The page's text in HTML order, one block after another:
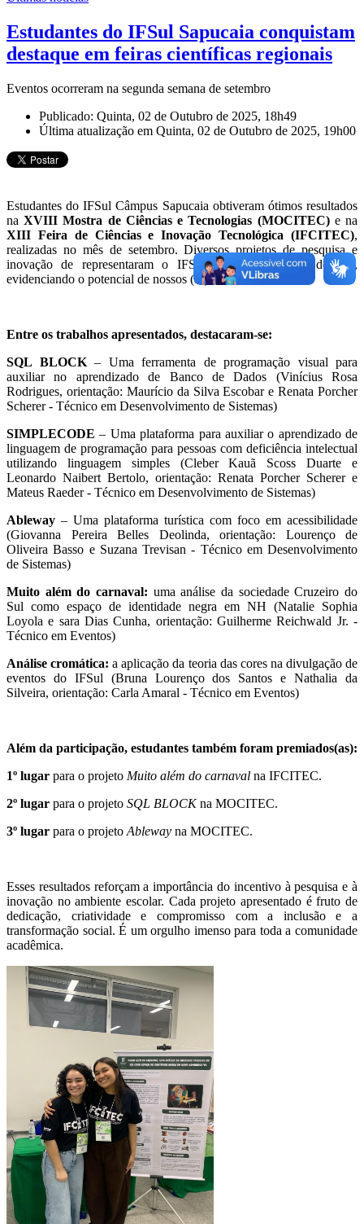
Estudantes do IFSul Sapucaia conquistam
destaque em feiras científicas regionais
Eventos ocorreram na segunda semana de setembro
Publicado: Quinta, 02 de Outubro de 2025, 18h49
Última atualização em Quinta, 02 de Outubro de 2025, 19h00
Estudantes do IFSul Câmpus Sapucaia obtiveram ótimos resultados
naXVIII Mostra de Ciências e Tecnologias (MOCITEC)e na
XIII Feira de Ciências e Inovação Tecnológica (IFCITEC),
realizadas no mês de setembro. Diversos projetos de pesquisa e
inovação de representaram o IFSul câmpus Sapucaia do Sul,
evidenciando o potencial de nossos (as) estudantes.
Entre os trabalhos apresentados, destacaram-se:
SQL BLOCK – Uma ferramenta de programação visual para
auxiliar no aprendizado de Banco de Dados (Vinícius Rosa
Rodrigues, orientação: Maurício da Silva Escobar e Renata Porcher
Scherer - Técnico em Desenvolvimento de Sistemas)
SIMPLECODE – Uma plataforma para auxiliar o aprendizado de
linguagem de programação para pessoas com deficiência intelectual
utilizando linguagem simples (Cleber Kauã Scoss Duarte e
Leonardo Naibert Bertolo, orientação: Renata Porcher Scherer e
Mateus Raeder - Técnico em Desenvolvimento de Sistemas)
Ableway – Uma plataforma turística com foco em acessibilidade
(Giovanna Pereira Belles Deolinda, orientação: Lourenço de
Oliveira Basso e Suzana Trevisan - Técnico em Desenvolvimento
de Sistemas)
Muito além do carnaval: uma análise da sociedade Cruzeiro do
Sul como espaço de identidade negra em NH (Natalie Sophia
Loyola e sara Dias Cunha, orientação: Guilherme Reichwald Jr. -
Técnico em Eventos)
Análise cromática:a aplicação da teoria das cores na divulgação de
eventos do IFSul (Bruna Lourenço dos Santos e Nathalia da
Silveira, orientação: Carla Amaral - Técnico em Eventos)
Além da participação, estudantes também foram premiados(as):
1º lugar para o projeto Muito além do carnaval na IFCITEC.
2º lugar para o projeto SQL BLOCKna MOCITEC.
3º lugar para o projeto Ableway na MOCITEC.
Esses resultados reforçam a importância do incentivo à pesquisa e à
inovação no ambiente escolar. Cada projeto apresentado é fruto de
dedicação, criatividade e compromisso com a inclusão e a
transformação social. É um orgulho imenso para toda a comunidade
acadêmica.